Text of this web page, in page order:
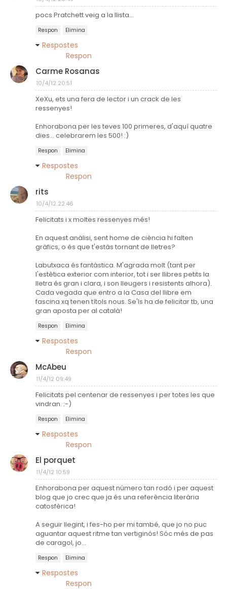
pocs Pratchett veig a la llista...
Respon Elimina
Respostes
Respon
Carme Rosanas
10/4/12 20:51
XeXu, ets una fera de lector i un crack de les
ressenyes!
Enhorabona per les teves 100 primeres, d'aquí quatre
dies... celebrarem les 500! :)
Respon Elimina
Respostes
Respon
rits
10/4/12 22:46
Felicitats i x moltes ressenyes més!
En aquest anàlisi, sent home de ciència hi falten
gràfics, o és que t'estàs tornant de lletres?
Labutxaca és fantàstica. M'agrada molt (tant per
l'estètica exterior com interior, tot i ser llibres petits la
lletra és gran i clara, i son lleugers i resistents alhora).
Cada vegada que entro a la Casa del llibre em
fascina xq tenen títols nous. Se'ls ha de felicitar tb, una
gran aposta per al català!
Respon Elimina
Respostes
Respon
McAbeu
11/4/12 09:49
Felicitats pel centenar de ressenyes i per totes les que
vindran. :-)
Respon Elimina
Respostes
Respon
El porquet
11/4/12 10:59
Enhorabona per aquest número tan rodó i per aquest
blog que jo crec que ja és una referència literària
catosfèrica!
A seguir llegint, i fes-ho per mi també, que jo no puc
aguantar aquest ritme tan vertiginós! Sóc més de pas
de caragol, jo...
Respon Elimina
Respostes
Respon